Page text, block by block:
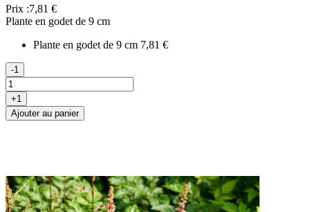
Prix :7,81 €
Plante en godet de 9 cm
Plante en godet de 9 cm 7,81 €
-1
+1
Ajouter au panier